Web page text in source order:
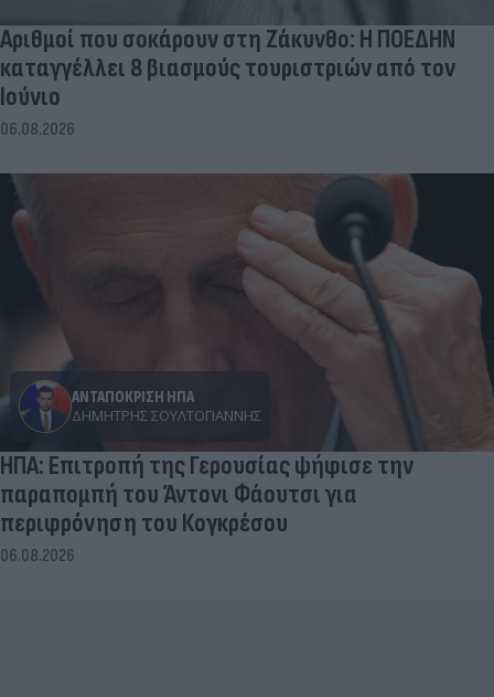
Αριθμοί που σοκάρουν στη Ζάκυνθο: Η ΠΟΕΔΗΝ
καταγγέλλει 8 βιασμούς τουριστριών από τον
Ιούνιο
06.08.2026
ΑΝΤΑΠΟΚΡΙΣΗ ΗΠΑ
ΔΗΜΉΤΡΗΣ ΣΟΥΛΤΟΓΙΆΝΝΗΣ
ΗΠΑ: Επιτροπή της Γερουσίας ψήφισε την
παραπομπή του Άντονι Φάουτσι για
περιφρόνηση του Κογκρέσου
06.08.2026